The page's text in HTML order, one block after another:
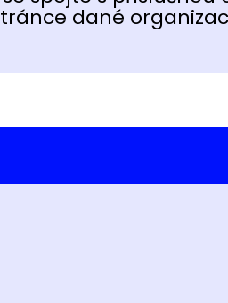
dané